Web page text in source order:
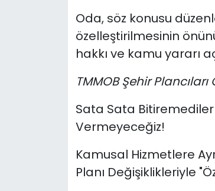
Oda, söz konusu
özelleştirilmesinin
hakkı ve kamu yararı
TMMOB Şehir
Sata Sata
Vermeyeceğiz!
Kamusal Hizmetlere
Planı Değişiklikleriyle